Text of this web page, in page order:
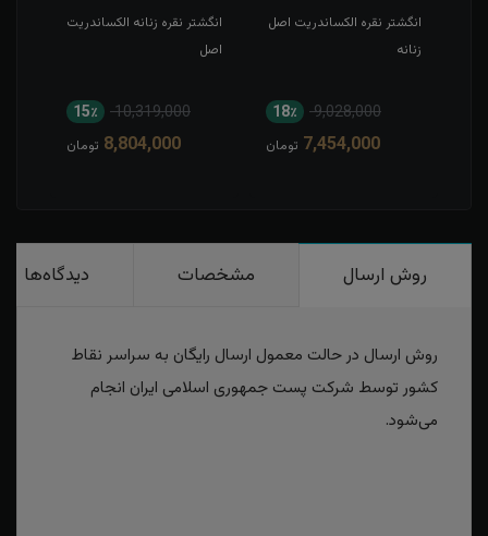
انگشتر نقره الکساندریت اصل
زنانه
9,028,000 18٪
7,454,000 تومان
انگشتر نقره زنانه الکساندریت
اصل
10,319,000 15٪
8,804,000 تومان
روش ارسال مشخصات دیدگاه‌ها
روش ارسال در حالت معمول ارسال رایگان به سراسر نقاط
کشور توسط شرکت پست جمهوری اسلامی ایران انجام
می‌شود.